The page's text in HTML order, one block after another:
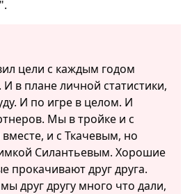
цели с каждым годом
в плане личной статистики,
И по игре в целом. И
Мы в тройке и с
и с Ткачевым, но
Силантьевым. Хорошие
прокачивают друг друга.
друг другу много что дали,